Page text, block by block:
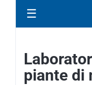
☰
piante di